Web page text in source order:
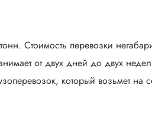
Стоимость перевозки
от двух дней до двух
который возьмет на